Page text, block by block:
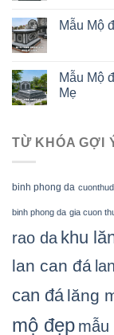
Mẫu Mộ
Mẫu Mộ
Mẹ
TỪ KHÓA GỢI
binh phong da
binh phong da gia cuon
rao da khu
lan can đá
can đá lăng
mộ đẹp mẫu